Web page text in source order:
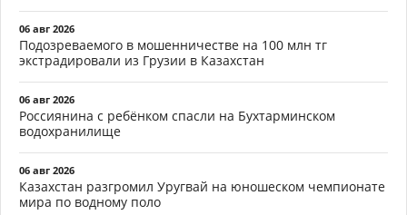
06 авг 2026
Подозреваемого в мошенничестве на 100 млн тг
экстрадировали из Грузии в Казахстан
06 авг 2026
Россиянина с ребёнком спасли на Бухтарминском
водохранилище
06 авг 2026
Казахстан разгромил Уругвай на юношеском чемпионате
мира по водному поло